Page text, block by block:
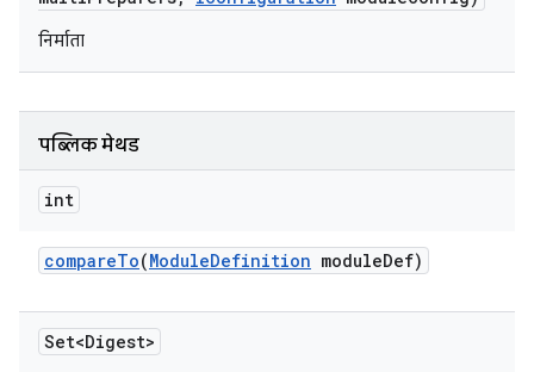
निर्माता
पब्लिक मेथड
int
compareTo(ModuleDefinition moduleDef)
Set<Digest>